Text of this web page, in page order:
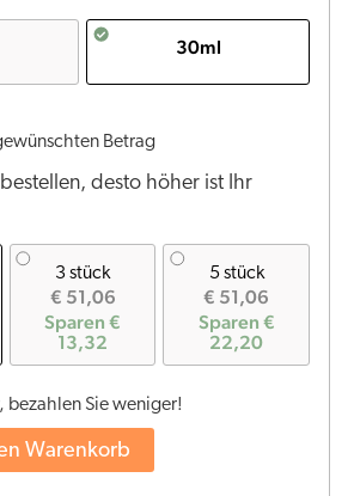
30ml
Betrag
bestellen, desto höher ist Ihr
3 stück
€ 51,06
Sparen €
13,32
5 stück
€ 51,06
Sparen €
22,20
bezahlen Sie weniger!
Warenkorb